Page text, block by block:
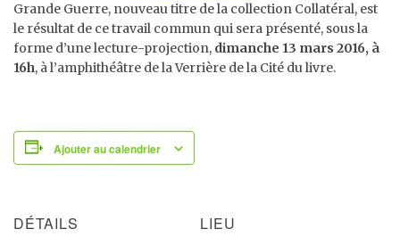
Grande Guerre, nouveau titre de la collection Collatéral, est
le résultat de ce travail commun qui sera présenté, sous la
forme d’une lecture-projection, dimanche 13 mars 2016, à
16h, à l’amphithéâtre de la Verrière de la Cité du livre.
Ajouter au calendrier
DÉTAILS LIEU